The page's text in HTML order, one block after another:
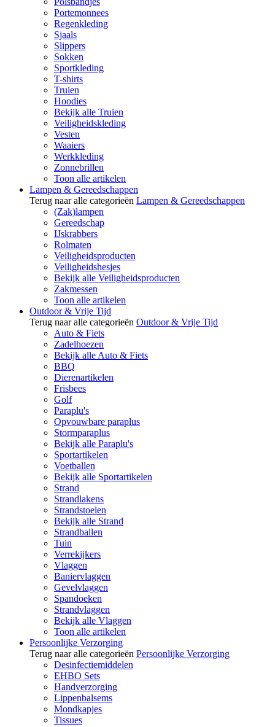
Portemonnees
Regenkleding
Sjaals
Slippers
Sokken
Sportkleding
T-shirts
Truien
Hoodies
Bekijk alle Truien
Veiligheidskleding
Vesten
Waaiers
Werkkleding
Zonnebrillen
Toon alle artikelen
Lampen & Gereedschappen
Terug naar alle categorieën Lampen & Gereedschappen
(Zak)lampen
Gereedschap
IJskrabbers
Rolmaten
Veiligheidsproducten
Veiligheidshesjes
Bekijk alle Veiligheidsproducten
Zakmessen
Toon alle artikelen
Outdoor & Vrije Tijd
Terug naar alle categorieën Outdoor & Vrije Tijd
Auto & Fiets
Zadelhoezen
Bekijk alle Auto & Fiets
BBQ
Dierenartikelen
Frisbees
Golf
Paraplu's
Opvouwbare paraplus
Stormparaplus
Bekijk alle Paraplu's
Sportartikelen
Voetballen
Bekijk alle Sportartikelen
Strand
Strandlakens
Strandstoelen
Bekijk alle Strand
Strandballen
Tuin
Verrekijkers
Vlaggen
Baniervlaggen
Gevelvlaggen
Spandoeken
Strandvlaggen
Bekijk alle Vlaggen
Toon alle artikelen
Persoonlijke Verzorging
Terug naar alle categorieën Persoonlijke Verzorging
Desinfectiemiddelen
EHBO Sets
Handverzorging
Lippenbalsems
Mondkapjes
Tissues